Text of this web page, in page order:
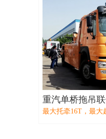
重汽单桥拖吊
最大托牵16T，最大